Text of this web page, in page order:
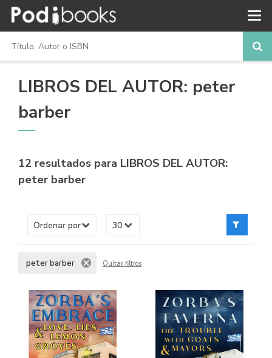
LIBROS DEL AUTOR: peter
barber
12 resultados para LIBROS DEL AUTOR:
peter barber
peter barber Quitar filtros